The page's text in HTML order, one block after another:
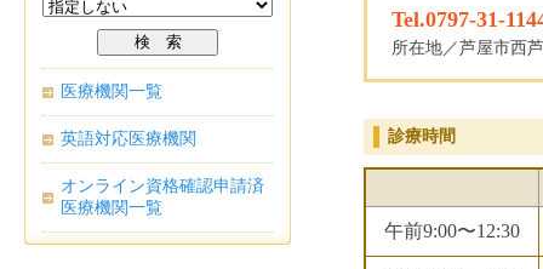
Tel.0797-31-
所在地／芦屋市西
診療時間
午前9:00〜12:30
医療機関一覧
英語対応医療機関
オンライン資格確認申請済
医療機関一覧